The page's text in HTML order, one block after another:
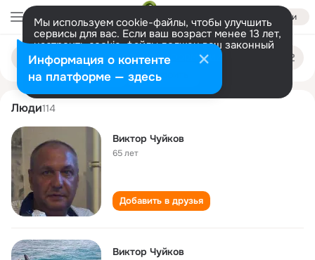
Войти
Мы используем cookie-файлы, чтобы улучшить
сервисы для вас. Если ваш возраст менее 13 лет,
настроить cookie-файлы должен ваш законный
представитель. Больше информации
Разрешить все Настроить
Поиск
людям
viktor chuykov
Люди114
Виктор Чуйков
65 лет
Добавить в друзья
Виктор Чуйков
Информация о контенте
на платформе — здесь